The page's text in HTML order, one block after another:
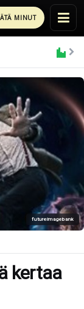
MINUT
futureimagebank
kertaa